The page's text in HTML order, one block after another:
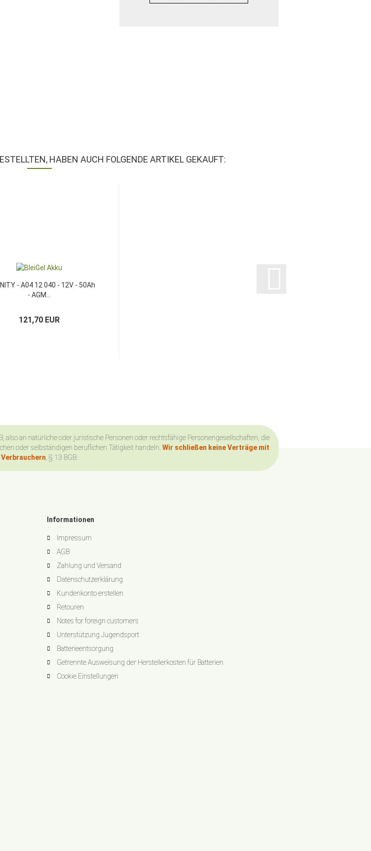
HABEN AUCH FOLGENDE ARTIKEL GEKAUFT:
- A04 12 040 - 12V - 50Ah
- AGM...
121,70 EUR
also an natürliche oder juristische Personen oder rechtsfähige Personengesellschaften, die
oder selbständigen beruflichen Tätigkeit handeln. Wir schließen keine Verträge mit
Verbrauchern , § 13 BGB.
Informationen
Impressum
AGB
Zahlung und Versand
Datenschutzerklärung
Kundenkonto erstellen
Retouren
Notes for foreign customers
Unterstützung Jugendsport
Batterieentsorgung
Getrennte Ausweisung der Herstellerkosten für Batterien
Cookie Einstellungen